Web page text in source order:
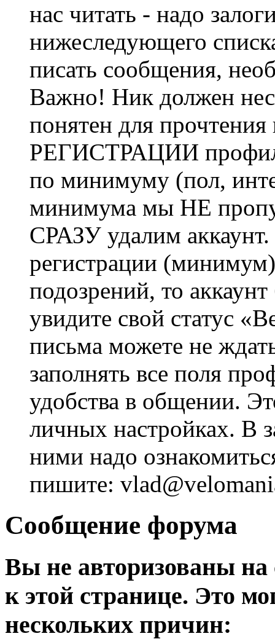
нас читать - надо
нижеследующего
писать сообщения,
Важно! Ник должен
понятен для
РЕГИСТРАЦИИ профиль
по минимуму (пол,
минимума мы НЕ
СРАЗУ удалим
регистрации
подозрений, то
увидите свой статус
письма можете не
заполнять все поля
удобства в общении.
личных настройках. В
ними надо
пишите:
Сообщение форума
Вы не авторизованы на
к этой странице. Это
нескольких причин: